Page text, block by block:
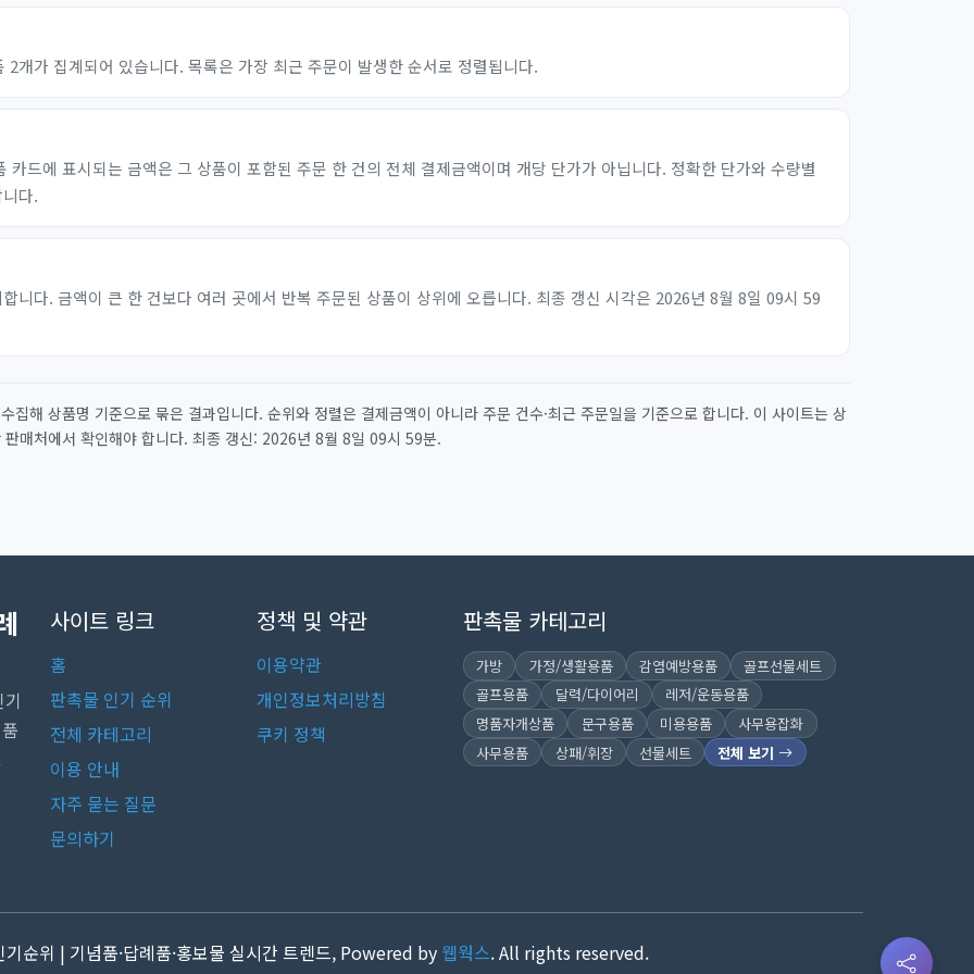
개가 집계되어 있습니다. 목록은 가장 최근 주문이 발생한 순서로 정렬됩니다.
드에 표시되는 금액은 그 상품이 포함된 주문 한 건의 전체 결제금액이며 개당 단가가 아닙니다. 정확한 단가와 수량별
다.
니다. 금액이 큰 한 건보다 여러 곳에서 반복 주문된 상품이 상위에 오릅니다. 최종 갱신 시각은 2026년 8월 8일 09시 59
집해 상품명 기준으로 묶은 결과입니다. 순위와 정렬은 결제금액이 아니라 주문 건수·최근 주문일을 기준으로 합니다. 이 사이트는 상
판매처에서 확인해야 합니다. 최종 갱신: 2026년 8월 8일 09시 59분.
사이트 링크
홈
판촉물 인기 순위
전체 카테고리
이용 안내
자주 묻는 질문
문의하기
정책 및 약관
이용약관
개인정보처리방침
쿠키 정책
판촉물 카테고리
가방 가정/생활용품 감염예방용품
골프선물세트
골프용품
달력/다이어리
레저/운동용품
명품자개상품
문구용품 미용용품
사무용잡화
사무용품
상패/휘장 선물세트 전체 보기
순위 | 기념품·답례품·홍보물 실시간 트렌드, Powered by 웹웍스. All rights reserved.